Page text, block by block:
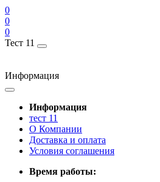
0
0
0
Тест 11
Информация
Информация
тест 11
О Компании
Доставка и оплата
Условия соглашения
Время работы: